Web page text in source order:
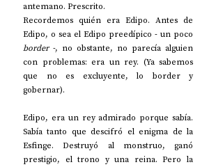
antemano. Prescrito.
Recordemos quién era Edipo. Antes de
border -, no obstante, no parecía alguien
con problemas: era un rey. (Ya sabemos
que no es excluyente, lo border y
gobernar).
Edipo, era un rey admirado porque sabía.
Sabía tanto que descifró el enigma de la
Esfinge. Destruyó al monstruo, ganó
prestigio, el trono y una reina. Pero la